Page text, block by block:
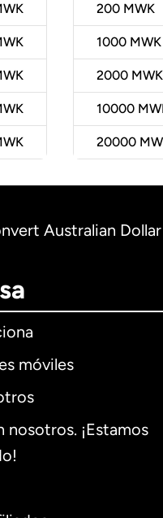
200 MWK
1000 MWK
2000 MWK
10000
20000
Australian
móviles
nosotros. ¡Estamos